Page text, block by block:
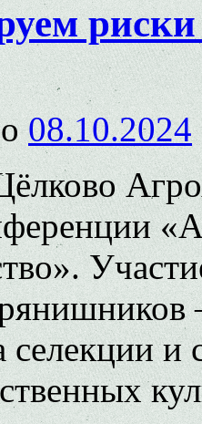
риски
08.10.2024
селекции и